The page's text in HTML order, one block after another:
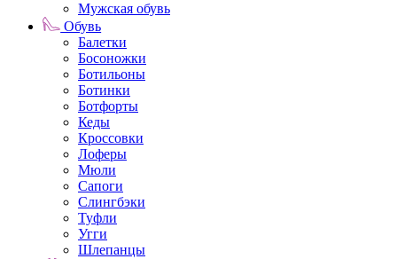
Мужская обувь
Обувь
Балетки
Босоножки
Ботильоны
Ботинки
Ботфорты
Кеды
Кроссовки
Лоферы
Мюли
Сапоги
Слингбэки
Туфли
Угги
Шлепанцы